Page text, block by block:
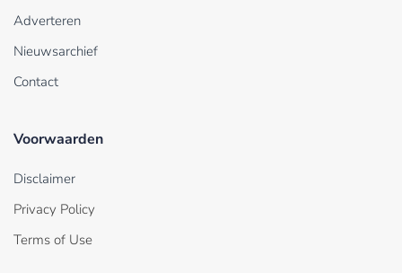
Adverteren
Nieuwsarchief
Contact
Voorwaarden
Disclaimer
Privacy Policy
Terms of Use